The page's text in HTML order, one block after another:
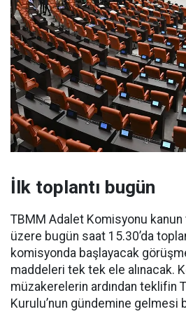
İlk toplantı bugün
TBMM Adalet Komisyonu
üzere bugün saat 15.30’da
komisyonda başlayacak
maddeleri tek tek ele alınacak.
müzakerelerin ardından teklifin
Kurulu’nun gündemine gelmesi